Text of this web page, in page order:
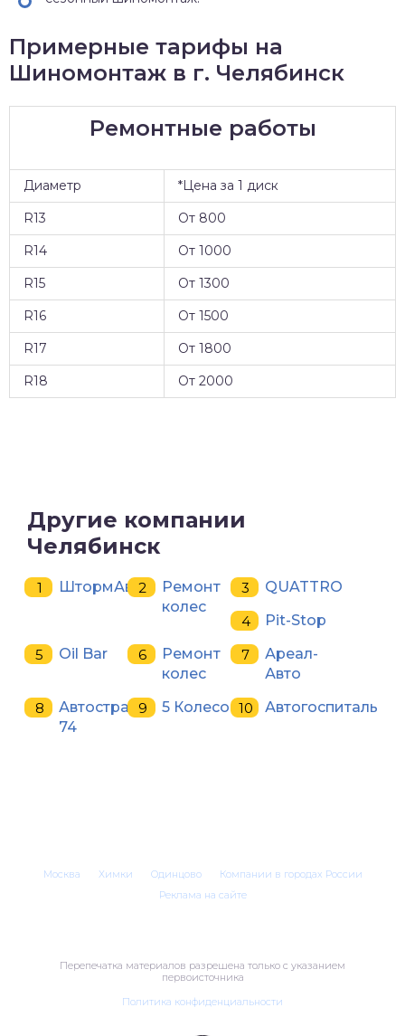
Примерные тарифы на
Шиномонтаж в г. Челябинск
Ремонтные работы
Диаметр
*Цена за 1 диск
R13
От 800
R14
От 1000
R15
От 1300
R16
От 1500
R17
От 1800
R18
От 2000
Другие компании
Челябинск
ШтормАвто
Ремонт
колес
QUATTRO
Pit-Stop
Oil Bar
Ремонт
колес
Ареал-
Авто
Автострада
74
5 Колесо Автогоспиталь
Москва Химки Одинцово
Компании в городах России
Реклама на сайте
Перепечатка материалов разрешена только с указанием
первоисточника
Политика конфиденциальности